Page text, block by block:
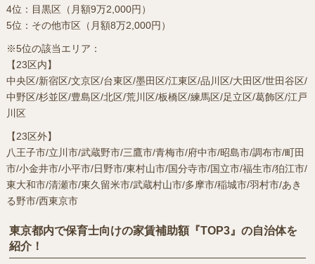
4位：目黒区（月額9万2,000円）
5位：その他市区（月額8万2,000円）
※5位の該当エリア：
【23区内】
中央区/新宿区/文京区/台東区/墨田区/江東区/品川区/大田区/世田谷区/
中野区/杉並区/豊島区/北区/荒川区/板橋区/練馬区/足立区/葛飾区/江戸
川区
【23区外】
八王子市/立川市/武蔵野市/三鷹市/青梅市/府中市/昭島市/調布市/町田
市/小金井市/小平市/日野市/東村山市/国分寺市/国立市/福生市/狛江市/
東大和市/清瀬市/東久留米市/武蔵村山市/多摩市/稲城市/羽村市/あき
る野市/西東京市
東京都内で保育士向けの家賃補助額『TOP3』の自治体を
紹介！